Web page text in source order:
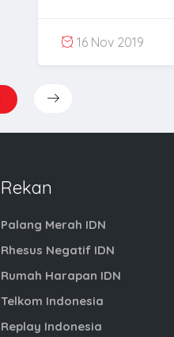
16 Nov 2019
Rekan
Palang Merah IDN
Rhesus Negatif IDN
Rumah Harapan IDN
Telkom Indonesia
Replay Indonesia